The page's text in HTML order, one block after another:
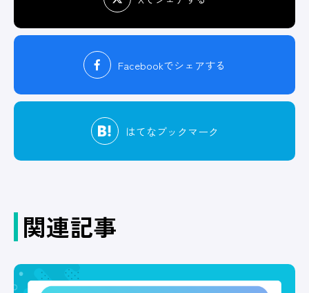
Facebookでシェアする
はてなブックマーク
関連記事